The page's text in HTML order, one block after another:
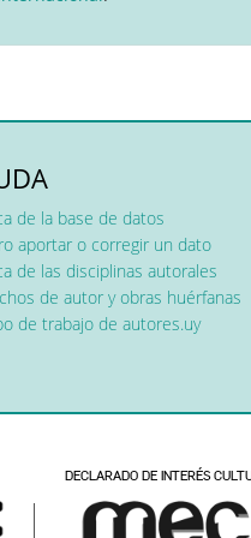
de la base de datos
aportar o corregir un dato
de las disciplinas autorales
de autor y obras huérfanas
de trabajo de autores.uy